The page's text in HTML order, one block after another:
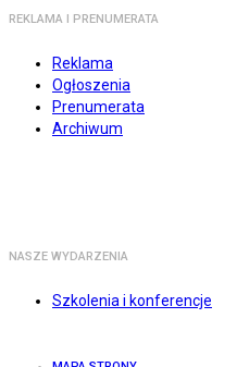
REKLAMA I PRENUMERATA
Reklama
Ogłoszenia
Prenumerata
Archiwum
NASZE WYDARZENIA
Szkolenia i konferencje